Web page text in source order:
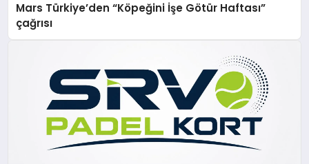
Mars Türkiye’den “Köpeğini İşe Götür Haftası”
çağrısı